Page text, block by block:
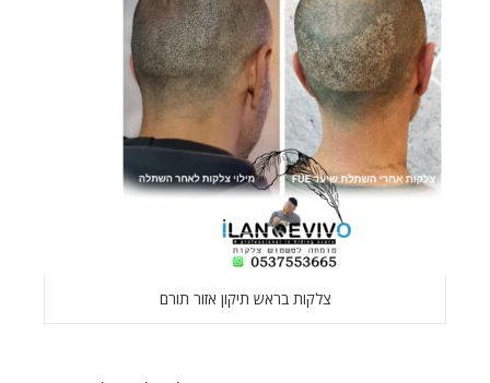
צלקות בראש תיקון אזור תורם